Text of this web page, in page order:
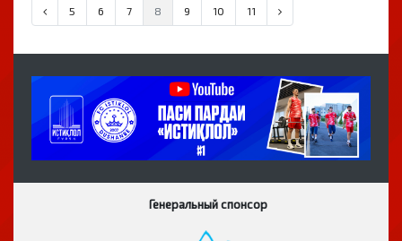
5 6 7 8 9 10 11
Генеральный спонсор